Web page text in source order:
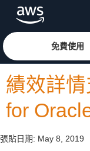
跳至主要內容按一下這
免費使用
績效詳
for
張貼日期: May 8, 2019